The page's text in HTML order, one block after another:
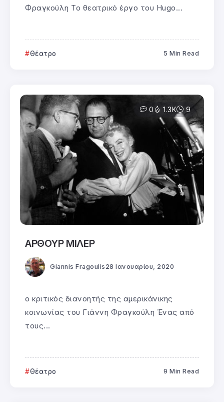
Φραγκούλη Το θεατρικό έργο του Hugo...
Θέατρο 5 Min Read
0 1.3K 9
ΑΡΘΟΥΡ ΜΙΛΕΡ
Giannis Fragoulis 28 Ιανουαρίου, 2020
ο κριτικός διανοητής της αμερικάνικης
κοινωνίας του Γιάννη Φραγκούλη Ένας από
τους...
Θέατρο 9 Min Read